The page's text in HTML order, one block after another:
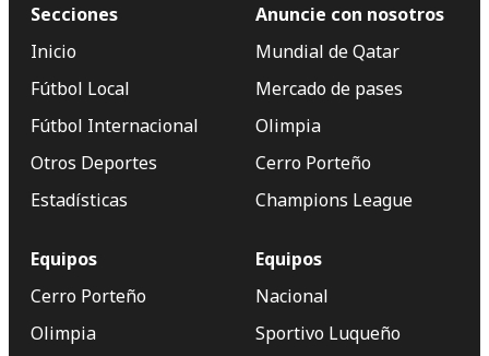
Secciones
Inicio
Fútbol Local
Fútbol Internacional
Otros Deportes
Estadísticas
Anuncie con nosotros
Mundial de Qatar
Mercado de pases
Olimpia
Cerro Porteño
Champions League
Equipos
Cerro Porteño
Olimpia
Equipos
Nacional
Sportivo Luqueño